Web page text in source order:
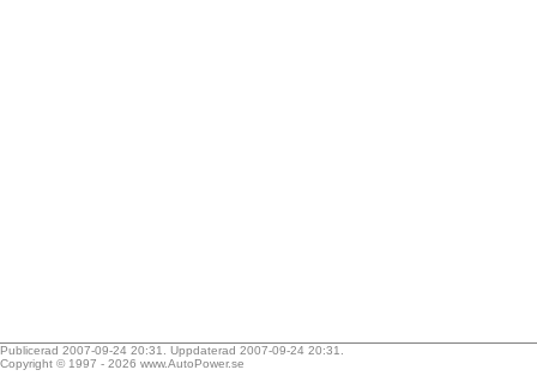
Publicerad 2007-09-24 20:31. Uppdaterad 2007-09-24 20:31.
Copyright © 1997 - 2026 www.AutoPower.se